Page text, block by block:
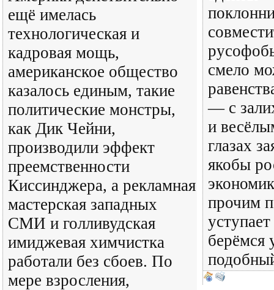
ещё имелась
технологическая и
кадровая мощь,
американское общество
казалось единым, такие
политические монстры,
как Дик Чейни,
производили эффект
преемственности
Киссинджера, а рекламная
мастерская западных
СМИ и голливудская
имиджевая химчистка
работали без сбоев. По
мере взросления,
смело
— с
и
глазах
якобы
прочим
берёмся